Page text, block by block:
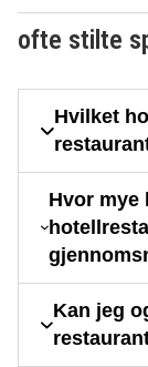
ofte stilte
Hvilket
Hvor mye
Kan jeg